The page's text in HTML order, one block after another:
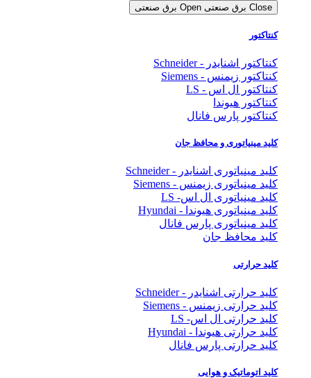
Close برق صنعتی Open برق صنعتی
کنتاکتور
کنتاکتور اشنایدر - Schneider
کنتاکتور زیمنس - Siemens
کنتاکتور ال اس - LS
کنتاکتور هیوندا
کنتاکتور پارس فانال
کلید مینیاتوری و محافظ جان
کلید مینیاتوری اشنایدر - Schneider
کلید مینیاتوری زیمنس - Siemens
کلید مینیاتوری ال اس- LS
کلید مینیاتوری هیوندا - Hyundai
کلید مینیاتوری پارس فانال
کلید محافظ جان
کلید حرارتی
کلید حرارتی اشنایدر - Schneider
کلید حرارتی زیمنس - Siemens
کلید حرارتی ال اس- LS
کلید حرارتی هیوندا - Hyundai
کلید حرارتی پارس فانال
کلید اتوماتیک و هوایی